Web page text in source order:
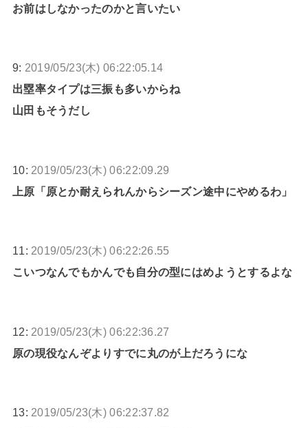
お前はしなかったのかと言いたい
9: 2019/05/23(木) 06:22:05.14
出塁率タイプは三振も多いからね
山田もそうだし
10: 2019/05/23(木) 06:22:09.29
上原「原とか耐えられんからシーズン途中にやめるわ」
11: 2019/05/23(木) 06:22:26.55
こいつなんでもかんでも自分の型にはめようとするよな
12: 2019/05/23(木) 06:22:36.27
原の現役なんぞよりすでに丸のが上だろうにな
13: 2019/05/23(木) 06:22:37.82